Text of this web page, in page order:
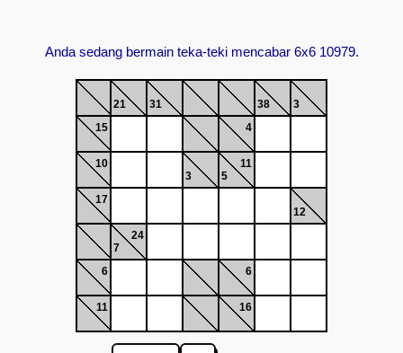
Anda sedang bermain teka-teki mencabar 6x6 10979.
21 31 38
3
15
4
10
3
11
5
17
12
24
7
6
6
11 16